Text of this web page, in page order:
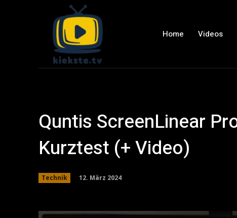
Home Videos
Quntis ScreenLinear
Kurztest (+ Video)
Technik 12. März 2024